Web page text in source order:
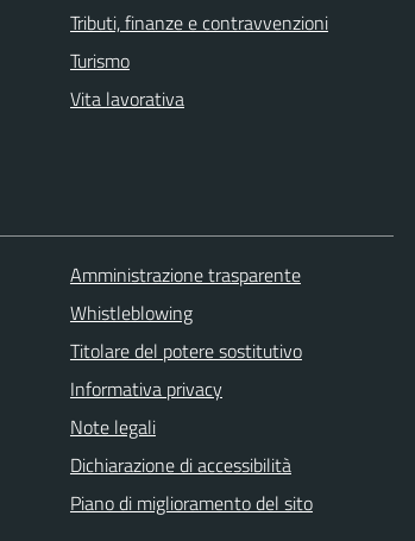
Tributi, finanze e contravvenzioni
Turismo
Vita lavorativa
Amministrazione trasparente
Whistleblowing
Titolare del potere sostitutivo
Informativa privacy
Note legali
Dichiarazione di accessibilità
Piano di miglioramento del sito